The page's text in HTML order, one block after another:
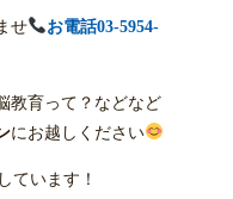
せ
お電話03-5954-
教育って？などなど
にお越しください
ています！